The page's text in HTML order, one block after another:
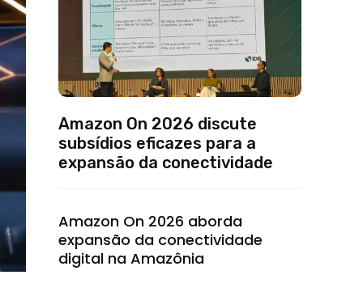
Amazon On 2026 discute
subsídios eficazes para a
expansão da conectividade
Amazon On 2026 aborda
expansão da conectividade
digital na Amazônia